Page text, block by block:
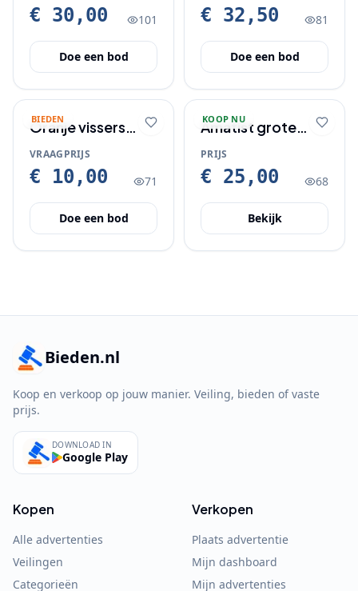
maat L
€ 30,00 101
Doe een bod
L
€ 32,50 81
Doe een bod
BIEDEN
Oranje vissers
hoedje. Maat 58,
leuk voor wk
carnaval
VRAAGPRIJS
€ 10,00 71
Doe een bod
KOOP NU
Amatist grote
steen zilver ring
PRIJS
€ 25,00 68
Bekijk
Bieden.nl
Koop en verkoop op jouw manier. Veiling, bieden of vaste
prijs.
DOWNLOAD IN
Google Play
Kopen
Alle advertenties
Veilingen
Categorieën
Verkopen
Plaats advertentie
Mijn dashboard
Mijn advertenties